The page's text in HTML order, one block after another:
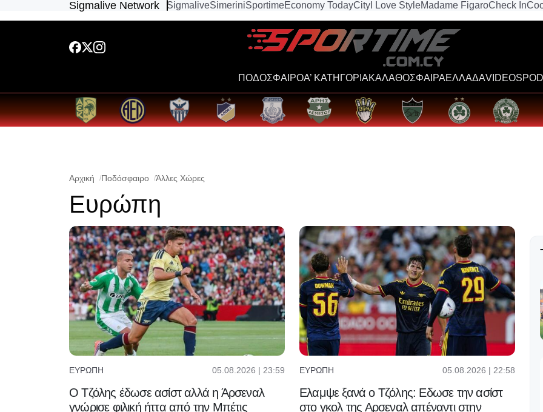
Sigmalive Network SigmaliveSimeriniSportimeEconomy TodayCity I Love StyleMadame FigaroCheck In
ΠΟΔΟΣΦΑΙΡΟΑ’ ΚΑΤΗΓΟΡΙΑΚΑΛΑΘΟΣΦΑΙΡΑΕΛΛΑΔΑVIDEOS
Αρχική Ποδόσφαιρο Άλλες Χώρες
Ευρώπη
ΕΥΡΏΠΗ 05.08.2026 | 23:59
Ο Τζόλης έδωσε ασίστ αλλά η Άρσεναλ
γνώρισε φιλική ήττα από την Μπέτις
ΕΥΡΏΠΗ 05.08.2026 | 22:58
Ελαμψε ξανά ο Τζόλης: Εδωσε την ασίστ
στο γκολ της Αρσεναλ απέναντι στην